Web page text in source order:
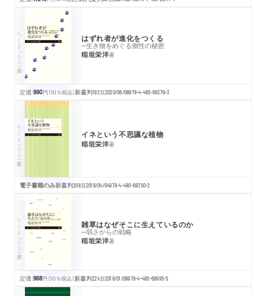
ちくまプリマー新書 はずれ者が進化をつくる
─生き物をめぐる個性の秘密
稲垣栄洋著
定価:990円 （10％税込）新書判192頁2020/06/08978-4-480-68379-3
ちくまプリマー新書 イネという不思議な植物
稲垣栄洋著
電子書籍のみ新書判208頁2019/04/04978-4-480-68350-2
ちくまプリマー新書 雑草はなぜそこに生えているのか
─弱さからの戦略
稲垣栄洋著
定価:968円 （10％税込）新書判224頁2018/01/09978-4-480-68995-5